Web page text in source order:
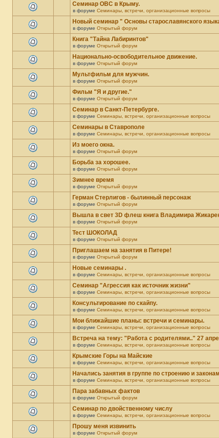
Семинар ОВС в Крыму.
в форуме Семинары, встречи, организационные вопросы
Новый семинар " Основы старославянского
в форуме Открытый форум
Книга "Тайна Лабиринтов"
в форуме Открытый форум
Национально-освободительное движение.
в форуме Открытый форум
Мультфильм для мужчин.
в форуме Открытый форум
Фильм "Я и другие."
в форуме Открытый форум
Семинар в Санкт-Петербурге.
в форуме Семинары, встречи, организационные вопросы
Семинары в Ставрополе
в форуме Семинары, встречи, организационные вопросы
Из моего окна.
в форуме Открытый форум
Борьба за хорошее.
в форуме Открытый форум
Зимнее время
в форуме Открытый форум
Герман Стерлигов - былинный персонаж
в форуме Открытый форум
Вышла в свет 3D флеш книга Владимира
в форуме Открытый форум
Тест ШОКОЛАД
в форуме Открытый форум
Приглашаем на занятия в Питере!
в форуме Открытый форум
Новые семинары .
в форуме Семинары, встречи, организационные вопросы
Семинар "Агрессия как источник жизни"
в форуме Семинары, встречи, организационные вопросы
Консультирование по скайпу.
в форуме Семинары, встречи, организационные вопросы
Мои ближайшие планы: встречи и семинары.
в форуме Семинары, встречи, организационные вопросы
Встреча на тему: "Работа с родителями.." 27
в форуме Семинары, встречи, организационные вопросы
Крымские Горы на Майские
в форуме Семинары, встречи, организационные вопросы
Начались занятия в группе по строению и
в форуме Семинары, встречи, организационные вопросы
Пара забавных фактов
в форуме Открытый форум
Семинар по двойственному числу
в форуме Семинары, встречи, организационные вопросы
Прошу меня извинить
в форуме Открытый форум